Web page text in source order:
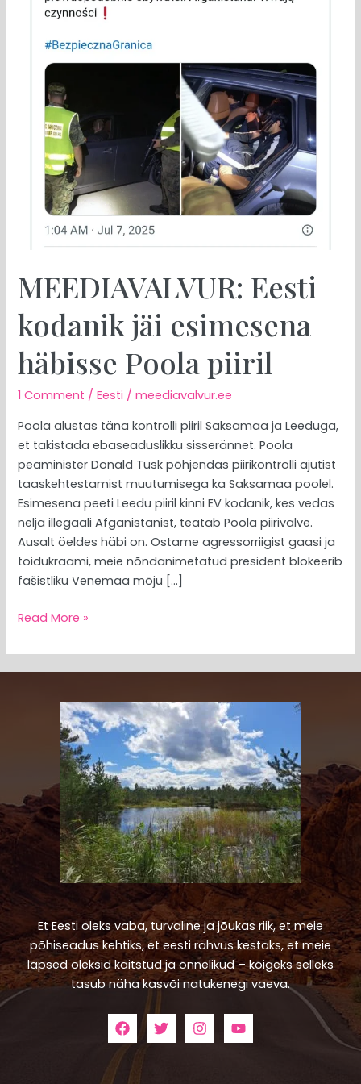
MEEDIAVALVUR: Eesti
kodanik jäi esimesena
häbisse Poola piiril
1 Comment /Eesti /meediavalvur.ee
Poola alustas täna kontrolli piiril Saksamaa ja Leeduga,
et takistada ebaseaduslikku sisserännet. Poola
peaminister Donald Tusk põhjendas piirikontrolli ajutist
taaskehtestamist muutumisega ka Saksamaa poolel.
Esimesena peeti Leedu piiril kinni EV kodanik, kes vedas
nelja illegaali Afganistanist, teatab Poola piirivalve.
Ausalt öeldes häbi on. Ostame agressorriigist gaasi ja
toidukraami, meie nõndanimetatud president blokeerib
fašistliku Venemaa mõju […]
Read More »
Et Eesti oleks vaba, turvaline ja jõukas riik, et meie
põhiseadus kehtiks, et eesti rahvus kestaks, et meie
lapsed oleksid kaitstud ja õnnelikud – kõigeks selleks
tasub näha kasvõi natukenegi vaeva.